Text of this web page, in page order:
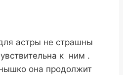
астры не страшны
к ним .
она продолжит